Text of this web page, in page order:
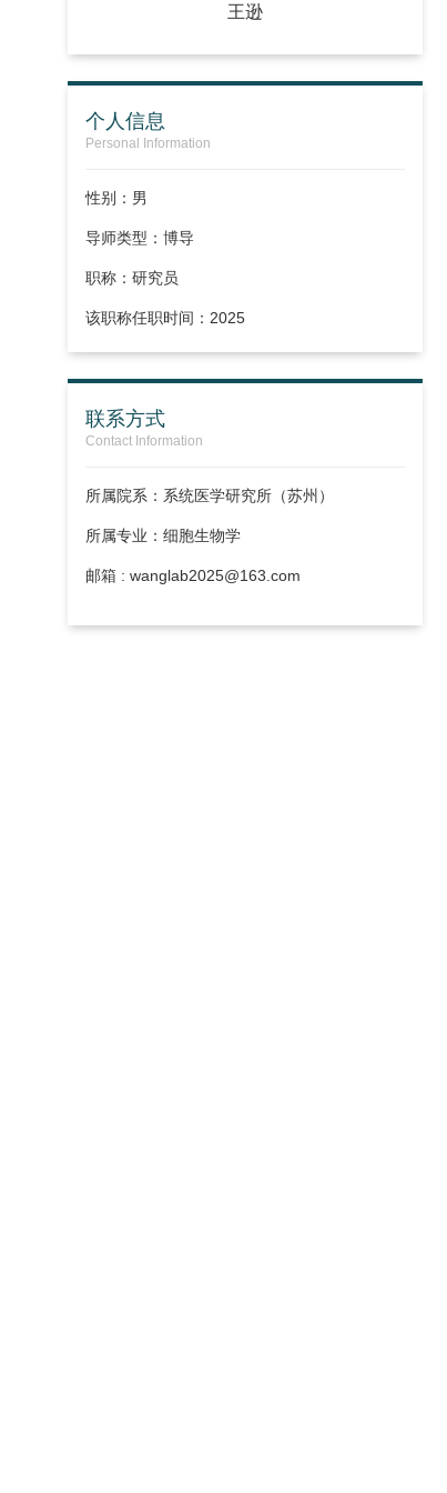
王逊
个人信息
Personal Information
性别：男
导师类型：博导
职称：研究员
该职称任职时间：2025
联系方式
Contact Information
所属院系：系统医学研究所（苏州）
所属专业：细胞生物学
邮箱 : wanglab2025@163.com